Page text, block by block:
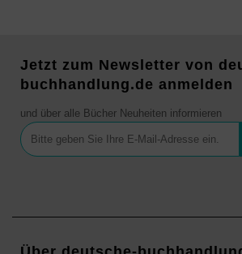
Jetzt zum Newsletter von
buchhandlung.de anmelden
und über alle Bücher Neuheiten informieren